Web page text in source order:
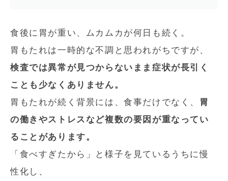
食後に胃が重い、ムカムカが何日も続く。
胃もたれは一時的な不調と思われがちですが、
検査では異常が見つからないまま症状が長引く
ことも少なくありません。
胃もたれが続く背景には、食事だけでなく、
胃
の働きやストレスなど複数の要因が重なってい
ることがあります。
「食べすぎたから」と様子を見ているうちに慢
性化し、